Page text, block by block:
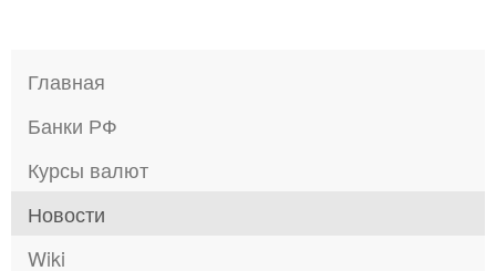
Главная
Банки РФ
Курсы валют
Новости
Wiki